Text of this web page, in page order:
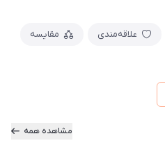
علاقه‌مندی مقایسه
مشاهده همه